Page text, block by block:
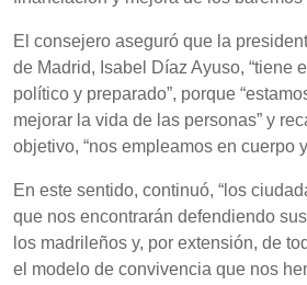
El consejero aseguró que la
de Madrid, Isabel Díaz Ayuso, “tiene
político y preparado”, porque
mejorar la vida de las personas” y
objetivo, “nos empleamos en cuerpo
En este sentido, continuó, “los
que nos encontrarán defendiendo
los madrileños y, por extensión, de
el modelo de convivencia que nos